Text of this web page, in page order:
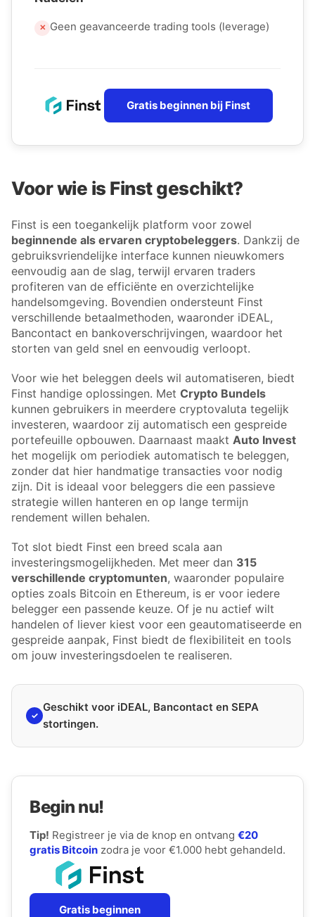
✕ Geen geavanceerde trading tools (leverage)
Gratis beginnen bij Finst
Voor wie is Finst geschikt?
Finst is een toegankelijk platform voor zowel
beginnende als ervaren cryptobeleggers. Dankzij de
gebruiksvriendelijke interface kunnen nieuwkomers
eenvoudig aan de slag, terwijl ervaren traders
profiteren van de efficiënte en overzichtelijke
handelsomgeving. Bovendien ondersteunt Finst
verschillende betaalmethoden, waaronder iDEAL,
Bancontact en bankoverschrijvingen, waardoor het
storten van geld snel en eenvoudig verloopt.
Voor wie het beleggen deels wil automatiseren, biedt
Finst handige oplossingen. Met Crypto Bundels
kunnen gebruikers in meerdere cryptovaluta tegelijk
investeren, waardoor zij automatisch een gespreide
portefeuille opbouwen. Daarnaast maakt Auto Invest
het mogelijk om periodiek automatisch te beleggen,
zonder dat hier handmatige transacties voor nodig
zijn. Dit is ideaal voor beleggers die een passieve
strategie willen hanteren en op lange termijn
rendement willen behalen.
Tot slot biedt Finst een breed scala aan
investeringsmogelijkheden. Met meer dan 315
verschillende cryptomunten, waaronder populaire
opties zoals Bitcoin en Ethereum, is er voor iedere
belegger een passende keuze. Of je nu actief wilt
handelen of liever kiest voor een geautomatiseerde en
gespreide aanpak, Finst biedt de flexibiliteit en tools
om jouw investeringsdoelen te realiseren.
✓
Geschikt voor iDEAL, Bancontact en SEPA
stortingen.
Begin nu!
Tip! Registreer je via de knop en ontvang €20
gratis Bitcoin zodra je voor €1.000 hebt gehandeld.
Gratis beginnen